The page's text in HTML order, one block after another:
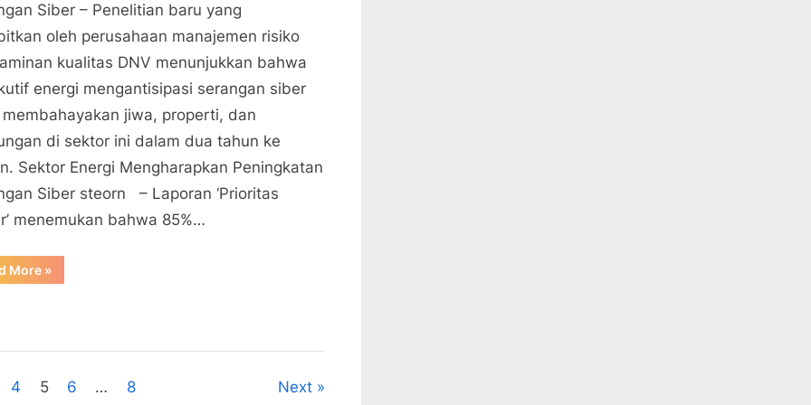
Siber – Penelitian baru yang
oleh perusahaan manajemen risiko
kualitas DNV menunjukkan bahwa
energi mengantisipasi serangan siber
jiwa, properti, dan
di sektor ini dalam dua tahun ke
Sektor Energi Mengharapkan Peningkatan
Siber steorn – Laporan ‘Prioritas
menemukan bahwa 85%…
More“Sektor
Energi
»
4 5 6 … 8 Next